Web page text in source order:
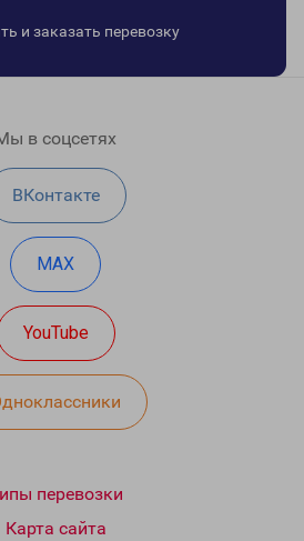
и заказать перевозку
в соцсетях
ВКонтакте
MAX
YouTube
перевозки
Карта сайта